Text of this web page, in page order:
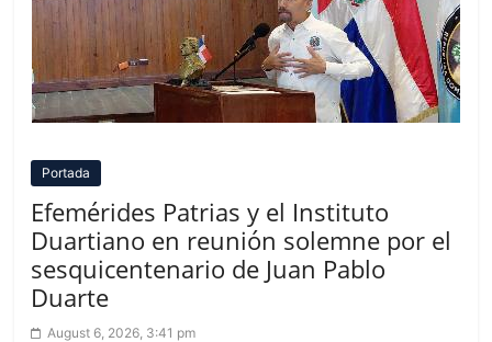
Portada
Efemérides Patrias y el Instituto
Duartiano en reunión solemne por el
sesquicentenario de Juan Pablo
Duarte
August 6, 2026, 3:41 pm